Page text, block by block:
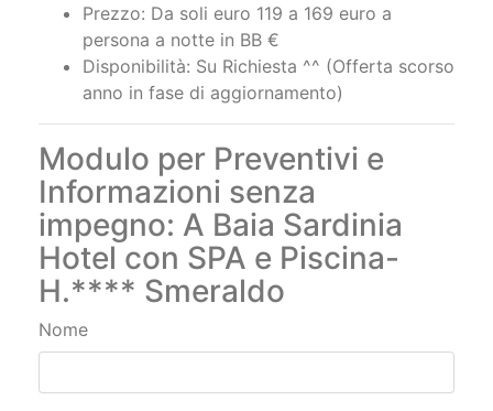
Prezzo: Da soli euro 119 a 169 euro a
persona a notte in BB €
Disponibilità: Su Richiesta ^^ (Offerta scorso
anno in fase di aggiornamento)
Modulo per Preventivi e
Informazioni senza
impegno: A Baia Sardinia
Hotel con SPA e Piscina-
H.**** Smeraldo
Nome